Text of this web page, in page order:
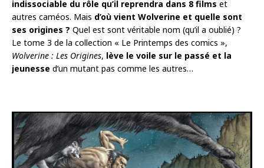
indissociable du rôle qu’il reprendra dans 8 films et
autres caméos. Mais d’où vient Wolverine et quelle sont
ses origines ? Quel est sont véritable nom (qu’il a oublié) ?
Le tome 3 de la collection « Le Printemps des comics »,
Wolverine : Les Origines, lève le voile sur le passé et la
jeunesse d’un mutant pas comme les autres…